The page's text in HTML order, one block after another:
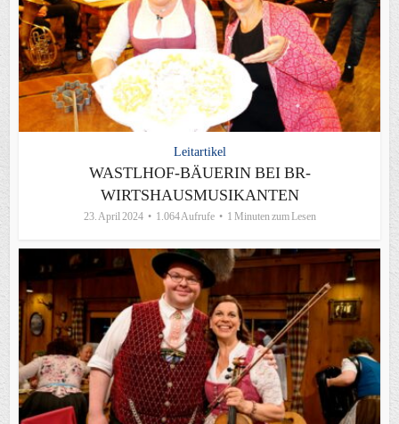
Leitartikel
WASTLHOF-BÄUERIN BEI BR-
WIRTSHAUSMUSIKANTEN
23. April 2024 1.064 Aufrufe 1 Minuten zum Lesen